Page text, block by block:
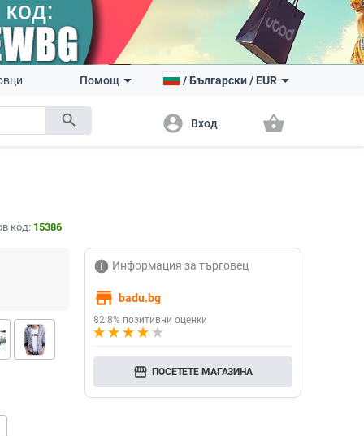
search
Помощ /Български/ EUR
account_circle Вход shopping_basket
код: 15386
info Информация за търговец
store badu.bg
82.8% позитивни оценки
storefront ПОСЕТЕТЕ МАГАЗИНА